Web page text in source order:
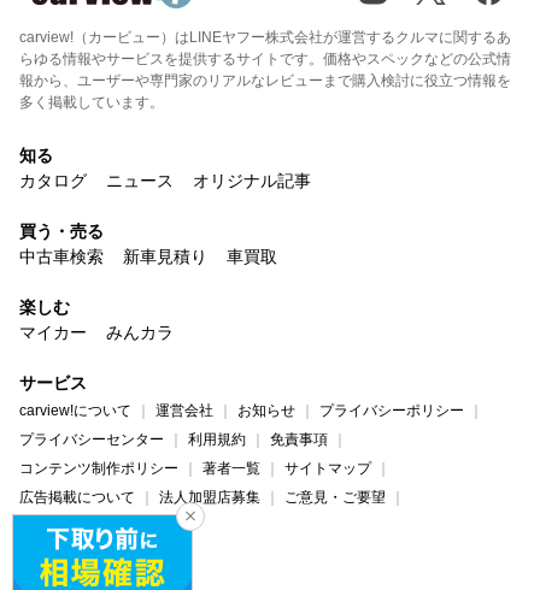
carview!（カービュー）はLINEヤフー株式会社が運営するクルマに関するあ
らゆる情報やサービスを提供するサイトです。価格やスペックなどの公式情
報から、ユーザーや専門家のリアルなレビューまで購入検討に役立つ情報を
多く掲載しています。
知る
カタログ
ニュース オリジナル記事
買う・売る
中古車検索
新車見積り 車買取
楽しむ
マイカー
みんカラ
サービス
carview!について 運営会社 お知らせ
プライバシーポリシー
プライバシーセンター
利用規約
免責事項
コンテンツ制作ポリシー
著者一覧
サイトマップ
広告掲載について
法人加盟店募集
ご意見・ご要望
ヘルプ・お問い合わせ
carview! Yahoo! JAPAN